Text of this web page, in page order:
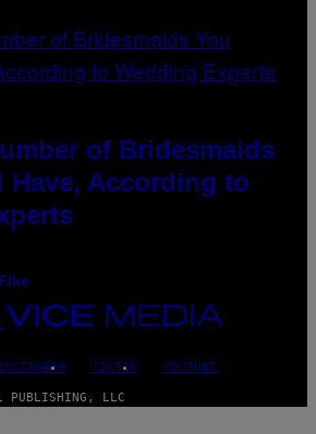
of Bridesmaids
Have, According to
TIKTOK YOUTUBE
LLC